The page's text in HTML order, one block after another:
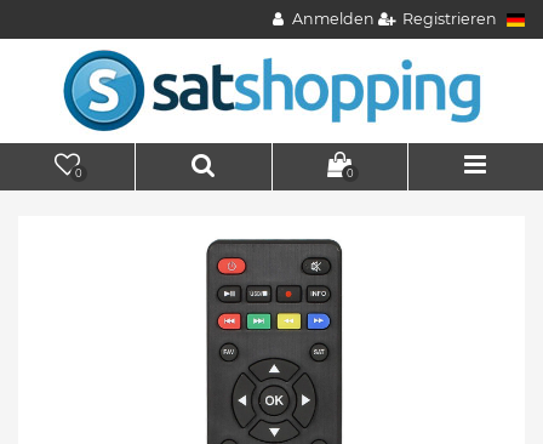
Anmelden Registrieren
0 0